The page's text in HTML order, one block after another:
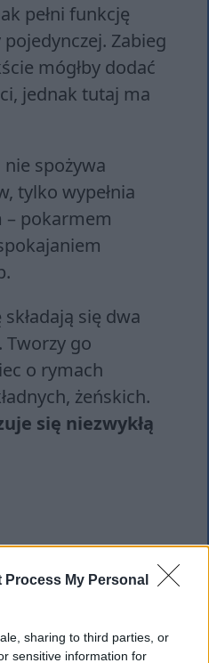
Process My Personal
sharing to third parties, or
sensitive information for
pełni funkcję
Zabieg
mógłby dodać
jednak tutaj ma
spożywa
tylko wypełnia
– pokarmem
się dwa
Tworzy go
o rymach
żeńskich.
się niezwykłą